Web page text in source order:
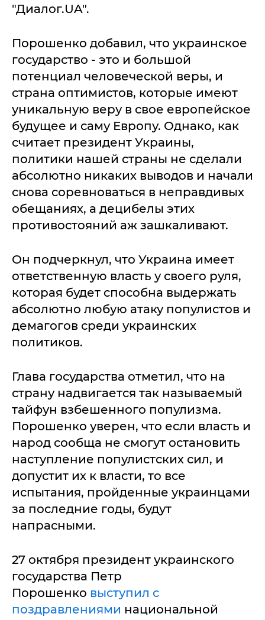
"Диалог.UA".
Порошенко добавил, что украинское
государство - это и большой
потенциал человеческой веры, и
страна оптимистов, которые имеют
уникальную веру в свое европейское
будущее и саму Европу. Однако, как
считает президент Украины,
политики нашей страны не сделали
абсолютно никаких выводов и начали
снова соревноваться в неправдивых
обещаниях, а децибелы этих
противостояний аж зашкаливают.
Он подчеркнул, что Украина имеет
ответственную власть у своего руля,
которая будет способна выдержать
абсолютно любую атаку популистов и
демагогов среди украинских
политиков.
Глава государства отметил, что на
страну надвигается так называемый
тайфун взбешенного популизма.
Порошенко уверен, что если власть и
народ сообща не смогут остановить
наступление популистских сил, и
допустит их к власти, то все
испытания, пройденные украинцами
за последние годы, будут
напрасными.
27 октября президент украинского
государства Петр
Порошенко выступил с
поздравлениями национальной